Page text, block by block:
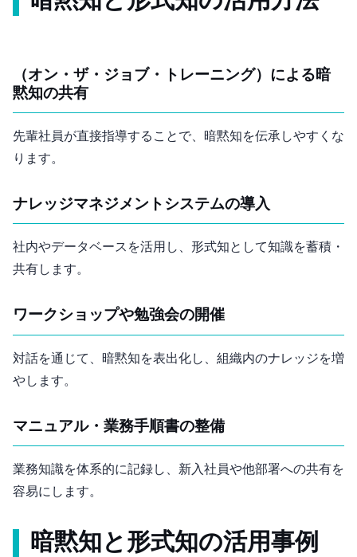
OJT（オン・ザ・ジョブ・トレーニング）による暗
黙知の共有
先輩社員が直接指導することで、暗黙知を伝承しやすくな
ります。
ナレッジマネジメントシステムの導入
社内Wikiやデータベースを活用し、形式知として知識を蓄積・
共有します。
ワークショップや勉強会の開催
対話を通じて、暗黙知を表出化し、組織内のナレッジを増
やします。
マニュアル・業務手順書の整備
業務知識を体系的に記録し、新入社員や他部署への共有を
容易にします。
暗黙知と形式知の活用事例